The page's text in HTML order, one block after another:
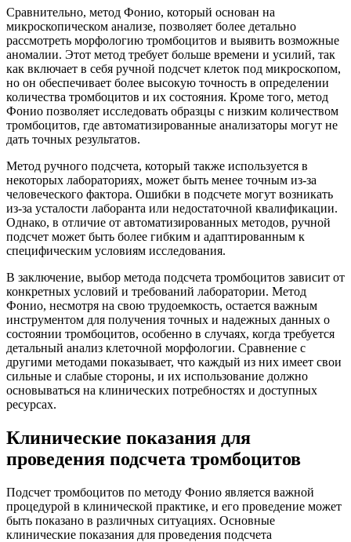
Сравнительно, метод Фонио, который основан на
микроскопическом анализе, позволяет более детально
рассмотреть морфологию тромбоцитов и выявить возможные
аномалии. Этот метод требует больше времени и усилий, так
как включает в себя ручной подсчет клеток под микроскопом,
но он обеспечивает более высокую точность в определении
количества тромбоцитов и их состояния. Кроме того, метод
Фонио позволяет исследовать образцы с низким количеством
тромбоцитов, где автоматизированные анализаторы могут не
дать точных результатов.
Метод ручного подсчета, который также используется в
некоторых лабораториях, может быть менее точным из-за
человеческого фактора. Ошибки в подсчете могут возникать
из-за усталости лаборанта или недостаточной квалификации.
Однако, в отличие от автоматизированных методов, ручной
подсчет может быть более гибким и адаптированным к
специфическим условиям исследования.
В заключение, выбор метода подсчета тромбоцитов зависит от
конкретных условий и требований лаборатории. Метод
Фонио, несмотря на свою трудоемкость, остается важным
инструментом для получения точных и надежных данных о
состоянии тромбоцитов, особенно в случаях, когда требуется
детальный анализ клеточной морфологии. Сравнение с
другими методами показывает, что каждый из них имеет свои
сильные и слабые стороны, и их использование должно
основываться на клинических потребностях и доступных
ресурсах.
Клинические показания для
проведения подсчета тромбоцитов
Подсчет тромбоцитов по методу Фонио является важной
процедурой в клинической практике, и его проведение может
быть показано в различных ситуациях. Основные
клинические показания для проведения подсчета